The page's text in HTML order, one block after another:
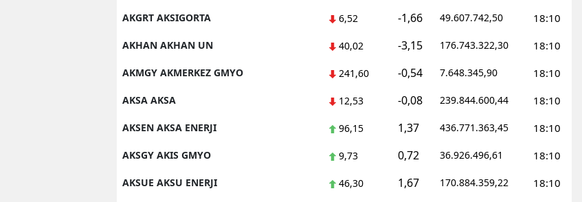
AKGRT AKSIGORTA 6,52 -1,66 49.607.742,50 18:10
AKHAN AKHAN UN 40,02 -3,15 176.743.322,30 18:10
AKMGY AKMERKEZ GMYO 241,60 -0,54 7.648.345,90 18:10
AKSA AKSA 12,53 -0,08 239.844.600,44 18:10
AKSEN AKSA ENERJI 96,15 1,37 436.771.363,45 18:10
AKSGY AKIS GMYO 9,73 0,72 36.926.496,61 18:10
AKSUE AKSU ENERJI 46,30 1,67 170.884.359,22 18:10